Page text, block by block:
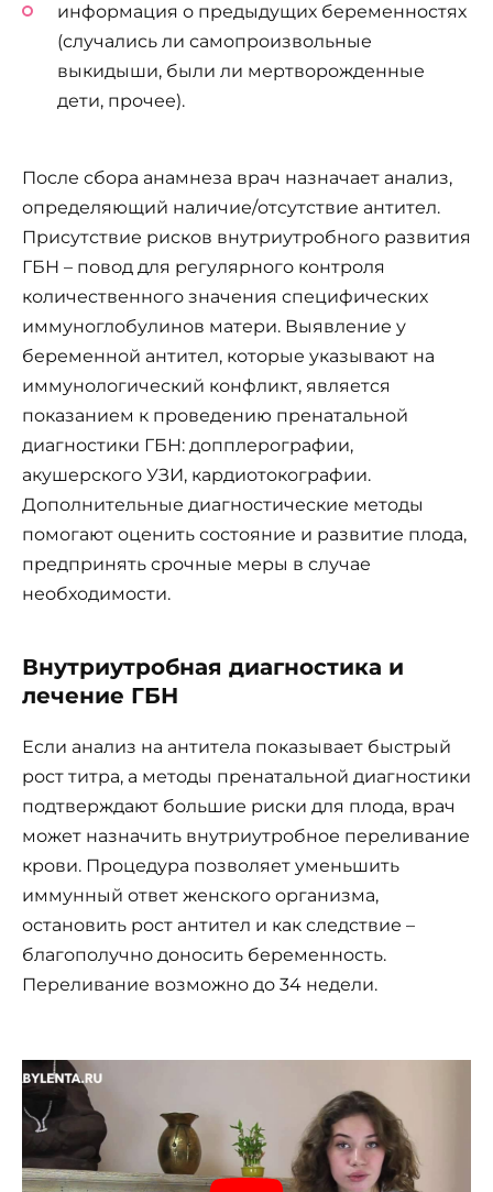
информация о предыдущих беременностях
(случались ли самопроизвольные
выкидыши, были ли мертворожденные
дети, прочее).
После сбора анамнеза врач назначает анализ,
определяющий наличие/отсутствие антител.
Присутствие рисков внутриутробного развития
ГБН – повод для регулярного контроля
количественного значения специфических
иммуноглобулинов матери. Выявление у
беременной антител, которые указывают на
иммунологический конфликт, является
показанием к проведению пренатальной
диагностики ГБН: допплерографии,
акушерского УЗИ, кардиотокографии.
Дополнительные диагностические методы
помогают оценить состояние и развитие плода,
предпринять срочные меры в случае
необходимости.
Внутриутробная диагностика и
лечение ГБН
Если анализ на антитела показывает быстрый
рост титра, а методы пренатальной диагностики
подтверждают большие риски для плода, врач
может назначить внутриутробное переливание
крови. Процедура позволяет уменьшить
иммунный ответ женского организма,
остановить рост антител и как следствие –
благополучно доносить беременность.
Переливание возможно до 34 недели.